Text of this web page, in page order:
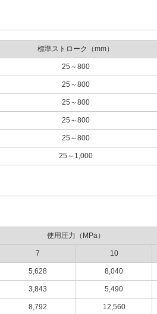
標準ストローク（mm）
25～800
25～800
25～800
25～800
25～800
25～1,000
使用圧力（MPa）
7 10
5,628 8,040
3,843 5,490
8,792 12,560